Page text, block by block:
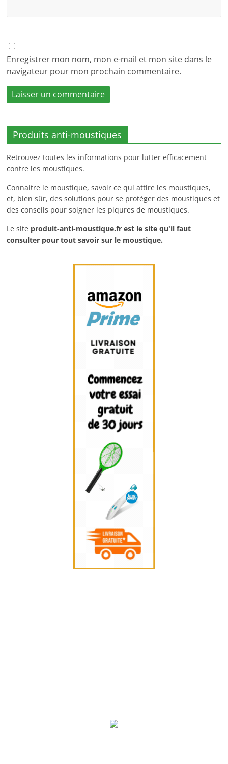
Enregistrer mon nom, mon e-mail et mon site dans le
navigateur pour mon prochain commentaire.
Produits anti-moustiques
Retrouvez toutes les informations pour lutter efficacement
contre les moustiques.
Connaitre le moustique, savoir ce qui attire les moustiques,
et, bien sûr, des solutions pour se protéger des moustiques et
des conseils pour soigner les piqures de moustiques.
Le site produit-anti-moustique.fr est le site qu'il faut
consulter pour tout savoir sur le moustique.